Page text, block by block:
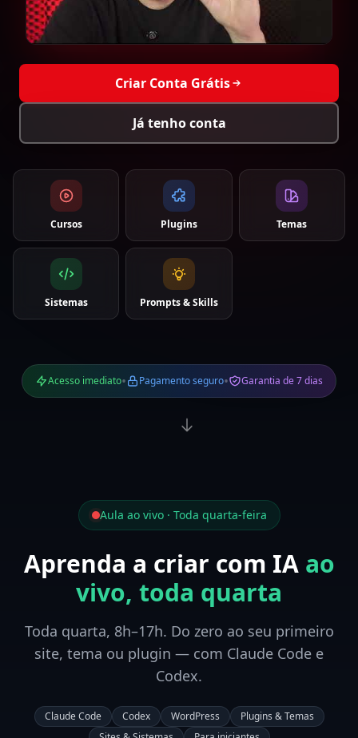
Criar Conta Grátis
Já tenho conta
Cursos Plugins Temas
Sistemas Prompts & Skills
Acesso imediato• Pagamento seguro• Garantia de 7 dias
Aula ao vivo · Toda quarta-feira
Aprenda a criar com IA ao
vivo, toda quarta
Toda quarta, 8h–17h. Do zero ao seu primeiro
site, tema ou plugin — com Claude Code e
Codex.
Claude Code Codex WordPress
Plugins & Temas